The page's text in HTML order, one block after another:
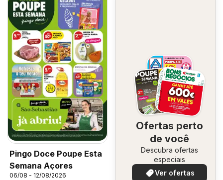
Pingo Doce Poupe Esta
Semana Açores
06/08 - 12/08/2026
Ofertas perto
de você
Descubra ofertas
especiais
Ver ofertas